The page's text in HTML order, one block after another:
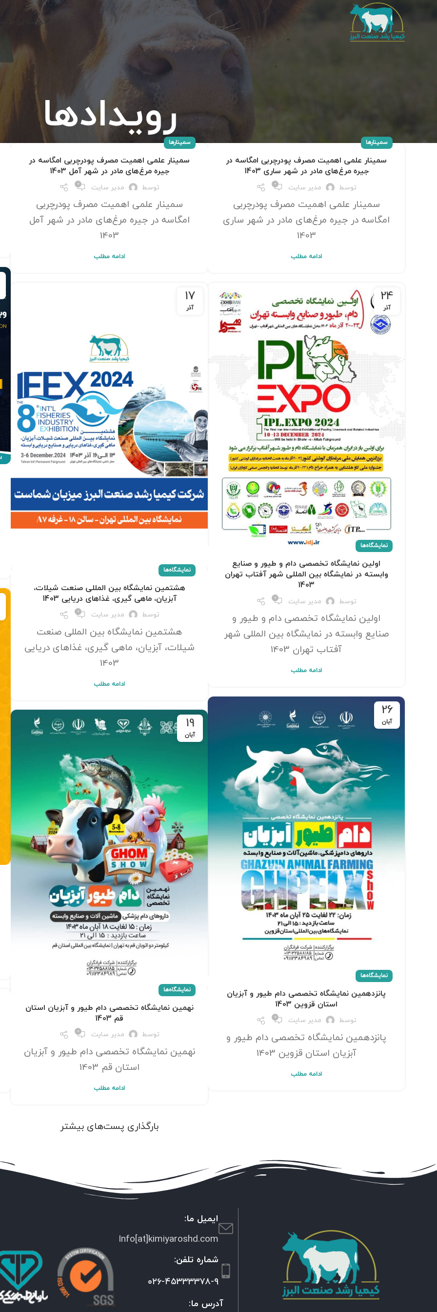
خانه نیکوآشنایی با
رویدادها
سمینارها
سمینار علمی اهمیت مصرف پودرچربی امگاسه در
جیره مرغ‌های مادر در شهر ساری 1403
توسط مدیر سایت 0
سمینار علمی اهمیت مصرف پودرچربی
امگاسه در جیره مرغ‌های مادر در شهر ساری
1403
ادامه مطلب
سمینارها
سمینار علمی اهمیت مصرف پودرچربی امگاسه در
جیره مرغ‌های مادر در شهر آمل 1403
توسط مدیر سایت 0
سمینار علمی اهمیت مصرف پودرچربی
امگاسه در جیره مرغ‌های مادر در شهر آمل
1403
ادامه مطلب
24
آذر
نمایشگاه‌ها
اولین نمایشگاه تخصصی دام و طیور و صنایع
وابسته در نمایشگاه بین المللی شهر آفتاب تهران
1403
توسط مدیر سایت 0
اولین نمایشگاه تخصصی دام و طیور و
صنایع وابسته در نمایشگاه بین المللی شهر
آفتاب تهران 1403
ادامه مطلب
17
آذر
نمایشگاه‌ها
هشتمین نمایشگاه بین المللی صنعت شیلات،
آبزیان، ماهی گیری، غذاهای دریایی 1403
توسط مدیر سایت 0
هشتمین نمایشگاه بین المللی صنعت
شیلات، آبزیان، ماهی گیری، غذاهای دریایی
1403
ادامه مطلب
26
آبان
نمایشگاه‌ها
پانزدهمین نمایشگاه تخصصی دام طیور و آبزیان
استان قزوین 1403
توسط مدیر سایت 0
پانزدهمین نمایشگاه تخصصی دام طیور و
آبزیان استان قزوین 1403
ادامه مطلب
19
آبان
نمایشگاه‌ها
نهمین نمایشگاه تخصصی دام طیور و آبزیان استان
قم 1403
توسط مدیر سایت 0
نهمین نمایشگاه تخصصی دام طیور و آبزیان
استان قم 1403
ادامه مطلب
بارگذاری پست‌های بیشتر
ایمیل ما:
Info[at]kimiyaroshd.com
شماره تلفن:
۰۲۶-۴۵۳۳۳۳۷۸-۹
آدرس ما: